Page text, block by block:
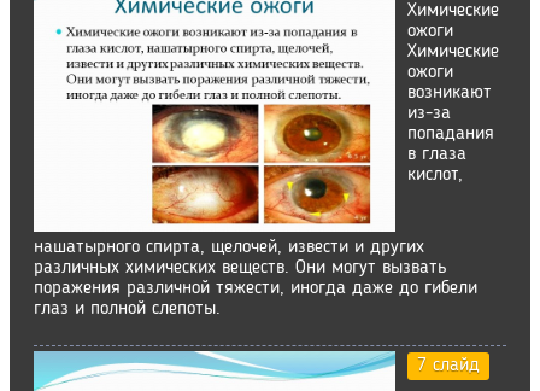
Химические
ожоги
Химические
ожоги
возникают
из-за
попадания
в глаза
кислот,
нашатырного спирта, щелочей, извести и других
различных химических веществ. Они могут вызвать
поражения различной тяжести, иногда даже до гибели
глаз и полной слепоты.
7 слайд